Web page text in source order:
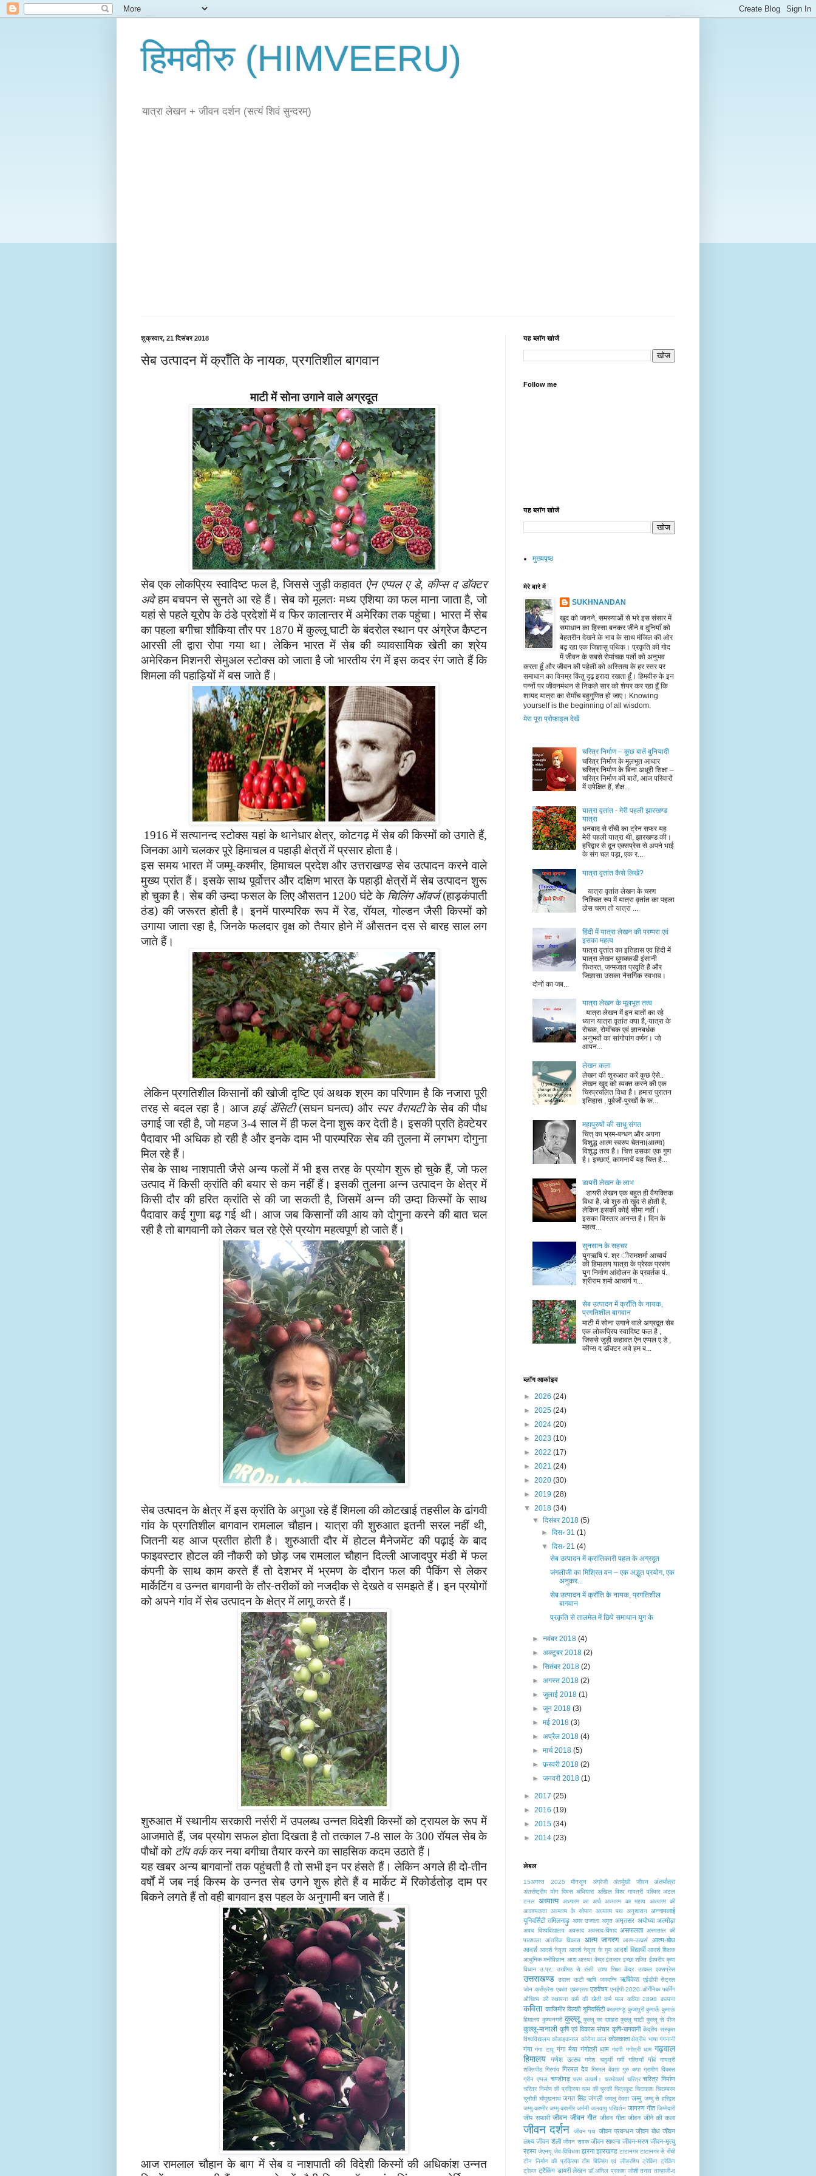
हिमवीरु (HIMVEERU)
यात्रा लेखन + जीवन दर्शन (सत्यं शिवं सुन्दरम्)
शुक्रवार, 21 दिसंबर 2018
सेब उत्पादन में क्राँति के नायक, प्रगतिशील बागवान
माटी में सोना उगाने वाले अग्रदूत
सेब एक लोकप्रिय स्वादिष्ट फल है,जिससे जुड़ी कहावत ऐन एप्पल ए डे, कीप्स द डॉक्टर
अवेहम बचपन से सुनते आ रहे हैं। सेब को मूलतः मध्य एशिया का फल माना जाता है,जो
यहां से पहले यूरोप के ठंडे प्रदेशों में व फिर कालान्तर में अमेरिका तक पहुंचा। भारत में सेब
का पहला बगीचा शौकिया तौर पर 1870में कुल्लू घाटी के बंदरोल स्थान पर अंग्रेज कैप्टन
आरसी ली द्वारा रोपा गया था। लेकिन भारत में सेब की व्यावसायिक खेती का श्रेय
अमेरिकन मिशनरी सेमुअल स्टोक्स को जाता है जो भारतीय रंग में इस कदर रंग जाते हैं कि
शिमला की पहाड़ियों में बस जाते हैं।
1916में सत्यानन्द स्टोक्स यहां के थानेधार क्षेत्र, कोटगढ़ में सेब की किस्मों को उगाते हैं,
जिनका आगे चलकर पूरे हिमाचल व पहाड़ी क्षेत्रों में प्रसार होता है।
इस समय भारत में जम्मू-कश्मीर,हिमाचल प्रदेश और उत्तराखण्ड सेब उत्पादन करने वाले
मुख्य प्रांत हैं। इसके साथ पूर्वोत्तर और दक्षिण भारत के पहाड़ी क्षेत्रों में सेब उत्पादन शुरू
हो चुका है। सेब की उम्दा फसल के लिए औसतन1200घंटे के चिलिंग ऑवर्ज(हाड़कंपाती
ठंड) की जरूरत होती है। इनमें पारम्परिक रूप में रेड,रॉयल,गोल्डन जैसी किस्मों को
उगाया जाता रहा है,जिनके फलदार वृक्ष को तैयार होने में औसतन दस से बारह साल लग
जाते हैं।
लेकिन प्रगतिशील किसानों की खोजी दृष्टि एवं अथक श्रम का परिणाम है कि नजारा पूरी
तरह से बदल रहा है। आज हाई डेंसिटी(सघन घनत्व) और स्पर वैरायटीके सेब की पौध
उगाई जा रही है,जो महज3-4साल में ही फल देना शुरू कर देती है। इसकी प्रति हेक्टेयर
पैदावार भी अधिक हो रही है और इनके दाम भी पारम्परिक सेब की तुलना में लगभग दोगुना
मिल रहे हैं।
सेब के साथ नाशपाती जैसे अन्य फलों में भी इस तरह के प्रयोग शुरू हो चुके हैं,जो फल
उत्पाद में किसी क्रांति की बयार से कम नहीं हैं। इसकी तुलना अन्न उत्पादन के क्षेत्र में
किसी दौर की हरित क्रांति से की जा सकती है,जिसमें अन्न की उम्दा किस्मों के साथ
पैदावार कई गुणा बढ़ गई थी। आज जब किसानों की आय को दोगुना करने की बात चल
रही है तो बागवानी को लेकर चल रहे ऐसे प्रयोग महत्वपूर्ण हो जाते हैं।
सेब उत्पादन के क्षेत्र में इस क्रांति के अगुआ रहे हैं शिमला की कोटखाई तहसील के ढांगवी
गांव के प्रगतिशील बागवान रामलाल चौहान। यात्रा की शुरुआत इतनी सरल नहीं थी,
जितनी यह आज प्रतीत होती है। शुरुआती दौर में होटल मैनेजमेंट की पढ़ाई के बाद
फाइवस्टार होटल की नौकरी को छोड़ जब रामलाल चौहान दिल्ली आजादपुर मंडी में फल
कंपनी के साथ काम करते हैं तो देशभर में भ्रमण के दौरान फल की पैकिंग से लेकर
मार्केटिंग व उन्नत बागवानी के तौर-तरीकों को नजदीक से देखते व समझते हैं। इन प्रयोगों
को अपने गांव में सेब उत्पादन के क्षेत्र में लागू करते हैं।
शुरुआत में स्थानीय सरकारी नर्सरी में उपलब्ध उन्नत विदेशी किस्मों को ट्रायल के रूप में
आजमाते हैं,जब प्रयोग सफल होता दिखता है तो तत्काल 7-8साल के 300रॉयल सेब के
पौधों को टॉप वर्ककर नया बगीचा तैयार करने का साहसिक कदम उठाते हैं।
यह खबर अन्य बागवानों तक पहुंचती है तो सभी इन पर हंसते हैं। लेकिन अगले ही दो-तीन
वर्षों में जब नई किस्म के उन्नत सेब उगने शुरू होते हैं व मार्केट में रिकोर्डतोड़ दाम पर
बिकने लगते हैं तो वही बागवान इस पहल के अनुगामी बन जाते हैं।
आज रामलाल चौहान के बाग में सेब व नाशपाती की विदेशी किस्मों की अधिकांश उन्नत
यह ब्लॉग खोजें
Follow me
यह ब्लॉग खोजें
मुख्यपृष्ठ
मेरे बारे में
SUKHNANDAN
खुद को जानने, समस्याओं से भरे इस संसार में
समाधान का हिस्सा बनकर जीने व दुनियाँ को
बेहतरीन देखने के भाव के साथ मंजिल की ओर
बढ़ रहा एक जिज्ञासु पथिक। प्रकृति की गोद
में जीवन के सबसे रोमांचक पलों को अनुभव
करता हूँ और जीवन की पहेली को अस्तित्व के हर स्तर पर
समाधान का विनम्र किंतु दृढ़ इरादा रखता हूँ। हिमवीरु के इन
पन्नों पर जीवनमंथन से निकले सार को शेयर कर रहा हूँ कि
शायद यात्रा का रोमाँच बहुगुणित हो जाए। Knowing
yourself is the beginning of all wisdom.
मेरा पूरा प्रोफ़ाइल देखें
चरित्र निर्माण – कुछ बातें बुनियादी
चरित्र निर्माण के मूलभूत आधार
चरित्र निर्माण के बिना अधूरी शिक्षा –
चरित्र निर्माण की बातें, आज परिवारों
में उपेक्षित हैं, शैक्ष...
यात्रा वृतांत - मेरी पहली झारखण्ड
यात्रा
धनबाद से राँची का ट्रेन सफर यह
मेरी पहली यात्रा थी, झारखण्ड की।
हरिद्वार से दून एक्सप्रेस से अपने भाई
के संग चल पड़ा, एक र...
यात्रा वृतांत कैसे लिखें?
यात्रा वृतांत लेखन के चरण
निश्चित रुप में यात्रा वृतांत का पहला
ठोस चरण तो यात्रा ...
हिंदी में यात्रा लेखन की परम्परा एवं
इसका महत्व
यात्रा वृतांत का इतिहास एव हिंदी में
यात्रा लेखन घुमक्कडी इंसानी
फितरत, जन्मजात प्रवृति है और
जिज्ञासा उसका नैसर्गिक स्वभाव।
दोनों का जब...
यात्रा लेखन के मूलभूत तत्व
यात्रा लेखन में इन बातों का रहे
ध्यान यात्रा वृतांत क्या है, यात्रा के
रोचक, रोमाँचक एवं ज्ञानबर्धक
अनुभवों का सांगोपांग वर्णन। जो
आपन...
लेखन कला
लेखन की शुरुआत करें कुछ ऐसे..
लेखन खुद को व्यक्त करने की एक
चिरप्रचलित विधा है। हमारा पुरातन
इतिहास , पूर्वजों-पुरखों के क...
महापुरुषों की साधु संगत
चित्त् का भ्रम-बन्धन और अपना
विशुद्ध आत्म स्वरुप चेतना(आत्मा)
विशुद्ध तत्व है। चित्त उसका एक गुण
है। इच्छाएं, कामनायें यह चित्त है...
डायरी लेखन के लाभ
डायरी लेखन एक बहुत ही वैयक्तिक
विधा है, जो शुरु तो खुद से होती है,
लेकिन इसकी कोई सीमा नहीं।
इसका विस्तार अनन्त है। दिन के
महत्व...
सुनसान के सहचर
युगऋषि पं. श्र ीरामशर्मा आचार्य
की हिमालय यात्रा के प्रेरक प्रसंग
युग निर्माण आंदोलन के प्रवर्तक पं.
श्रीराम शर्मा आचार्य ग...
सेब उत्पादन में क्राँति के नायक,
प्रगतिशील बागवान
माटी में सोना उगाने वाले अग्रदूत सेब
एक लोकप्रिय स्वादिष्ट फल है ,
जिससे जुड़ी कहावत ऐन एप्पल ए डे ,
कीप्स द डॉक्टर अवे हम ब...
ब्लॉग आर्काइव
► 2026 (24)
► 2025 (24)
► 2024 (20)
► 2023 (10)
► 2022 (17)
► 2021 (24)
► 2020 (30)
► 2019 (28)
▼ 2018 (34)
▼दिसंबर 2018(5)
► दिस॰ 31 (1)
▼ दिस॰ 21 (4)
सेब उत्पादन में क्रांतिकारी पहल के अग्रदूत
जंगलीजी का मिश्रित वन – एक अद्भुत प्रयोग, एक
अनुकर...
सेब उत्पादन में क्राँति के नायक, प्रगतिशील
बागवान
प्रकृति से तालमेल में छिपे समाधान युग के
►नवंबर 2018(4)
►अक्टूबर 2018(2)
►सितंबर 2018(2)
►अगस्त 2018(2)
►जुलाई 2018(1)
►जून 2018(3)
►मई 2018(3)
►अप्रैल 2018(4)
►मार्च 2018(5)
►फ़रवरी 2018(2)
►जनवरी 2018(1)
► 2017 (25)
► 2016 (19)
► 2015 (34)
► 2014 (23)
लेबल
15अगस्त 2025 मौनसून अंग्रेजी अंतर्मुखी जीवन अंतर्यात्रा
अंतर्राष्ट्रीय योग दिवस अंधियारा अखिल विश्व गायत्री परिवार अटल
टनल अध्यात्म अध्यात्म का अर्थ अध्यात्म का महत्व
अध्यात्म की
आवश्यकता अध्यात्म के सोपान अध्यात्म पथ अनुशासन अन्नामलाई
यूनिवर्सिटी तमिलनाड़ु अमर उजाला अमृत अमृतसर अयोध्या अल्मोड़ा
अवध विश्वविद्यालय अवसाद अवसाद-विषाद असफलता अस्पताल की
पाठशाला
आंतरिक विकास आत्म जागरण आत्म-उत्कर्ष
आत्म-बोध
आदर्श आदर्श नेतृत्व आदर्श नेतृत्व के गुण आदर्श विद्यार्थी आदर्श शिक्षक
आधुनिक मनोविज्ञान आश आस्था केंद्र इंतजार इच्छा शक्ति ईश्वरीय कृपा
विधान उ.प्र. उखीमठ से रांसी उच्च शिक्षा केंद्र उत्कल एक्सप्रेस
उत्तराखण्ड उदास ऊटी ऋषि जमदग्नि ऋषिकेश एईडीपी सेंट्रल
जोन क्राँफ्रेस एकांत एकाग्रता एडवेंचर एनईपी-2020 ऑर्गेनिक फार्मिंग
औचित्य की स्थापना कर्म की खेती कर्म फल कल्कि 2898 कल्पना
कविता काजिमीर विल्की यूनिवर्सिटी काठमाण्डू कुंजापुरी कुमाऊँ कुमाऊं
हिमालय कुम्भनगरी कुल्लू कुल्लू का दशहरा कुल्लू घाटी कुल्लू से पीज
कुल्लू-मानाली कृषि एवं विकास संचार कृषि-बागवानी केंद्रीय संस्कृत
विश्वविद्यालय कोडाइकनाल कोरोना काल कोलकाता क्षेत्रीय भाषा गंगनानी
गंगा गंगा टापू गंगा मैया गंगोत्री धाम गंदगी गगोत्री धाम गढ़वाल
हिमालय
गणेश उत्सव गणेश चतुर्थी गर्मी गल्तियाँ गांव
गायत्री
शक्तिपीठ गिरगांव गिरमल देव गिरमल देवता गुरु कपा ग्रामीण विकास
ग्रीन एप्पल चण्डीगढ़ चरम उत्कर्ष। चरमोत्कर्ष चरित्र चरित्र निर्माण
चरित्र निर्माण की प्रक्रिया चाय की चुस्की चित्रकूट चिदाकाश चिदाम्बरम
चुनौती चौमुखनाथ जगत सिंह जंगली जमलू देवता जम्मु जम्मु से हरिद्वार
जम्मु-कश्मीर जम्मु-काश्मीर जर्मनी जलवायु परिवर्तन जागरण गीत जिम्मेदारी
जीप सफारी जीवन जीवन गीत जीवन गीता जीवन जीने की कला
जीवन दर्शन जीवन पथ जीवन प्रबन्धन जीवन बोध जीवन
लक्ष्य जीवन शैली जीवन सवक जीवन साधना जीवन-मरण जीवन-मृत्यु
रहस्य जेएनयू जैव-विविधता झरना झारखण्ड टाटानगर टाटानगर से राँची
टीन निर्माण की प्रक्रिया टीम बिल्डिंग एवं लीड़रशिप ट्रेकिंग ट्रेकिंग
ट्रेल्ज ट्रैकिंग डायरी लेखन डॉ.अनिल प्रकाश जोशी तनाव तान्हाजी-द